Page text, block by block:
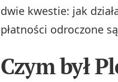
dwie kwestie: jak
płatności odroczone
Czym był